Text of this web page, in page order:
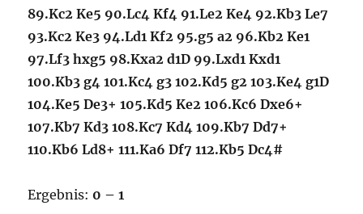
89.Kc2 Ke5 90.Lc4 Kf4 91.Le2 Ke4 92.Kb3 Le7
93.Kc2 Ke3 94.Ld1 Kf2 95.g5 a2 96.Kb2 Ke1
97.Lf3 hxg5 98.Kxa2 d1D 99.Lxd1 Kxd1
100.Kb3 g4 101.Kc4 g3 102.Kd5 g2 103.Ke4 g1D
104.Ke5 De3+ 105.Kd5 Ke2 106.Kc6 Dxe6+
107.Kb7 Kd3 108.Kc7 Kd4 109.Kb7 Dd7+
110.Kb6 Ld8+ 111.Ka6 Df7 112.Kb5 Dc4#
Ergebnis: 0 – 1